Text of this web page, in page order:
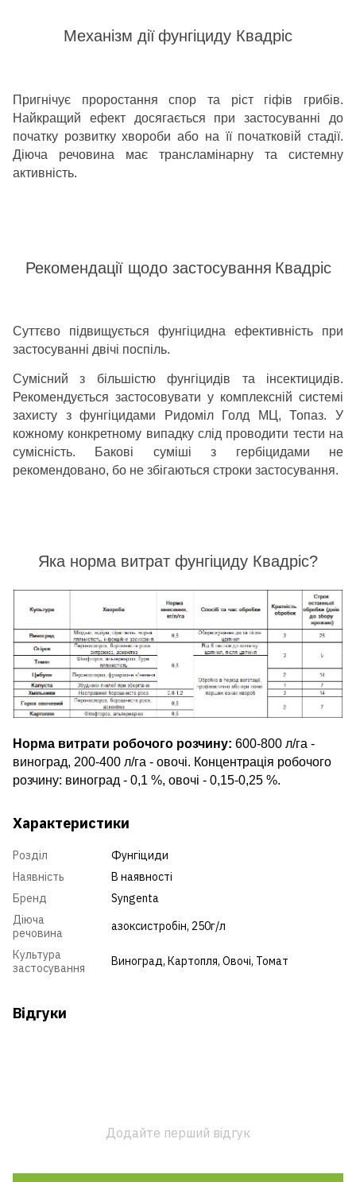
Механізм діїфунгіциду Квадріс
Пригнічує проростання спор та ріст гіфів грибів.
Найкращий ефект досягається при застосуванні до
початку розвитку хвороби або на її початковій стадії.
Діюча речовина має трансламінарну та системну
активність.
Рекомендації щодо застосування Квадріс
Суттєво підвищується фунгіцидна ефективність при
застосуванні двічі поспіль.
Сумісний з більшістю фунгіцидів та інсектицидів.
Рекомендується застосовувати у комплексній системі
захисту з фунгіцидами Ридоміл Голд МЦ, Топаз. У
кожному конкретному випадку слід проводити тести на
сумісність. Бакові суміші з гербіцидами не
рекомендовано, бо не збігаються строки застосування.
Яка норма витрат фунгіциду Квадріс?
Норма витрати робочого розчину: 600-800 л/га -
виноград, 200-400 л/га - овочі. Концентрація робочого
розчину: виноград - 0,1 %, овочі - 0,15-0,25 %.
Характеристики
Розділ
Фунгіциди
Наявність
В наявності
Бренд
Syngenta
Діюча
речовина
азоксистробін, 250г/л
Культура
застосування
Виноград, Картопля, Овочі, Томат
Відгуки
Додайте перший відгук